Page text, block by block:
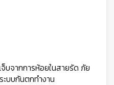
จ็บจากการห้อยในสายรัด ภัย
ะบบกันตกทำงาน